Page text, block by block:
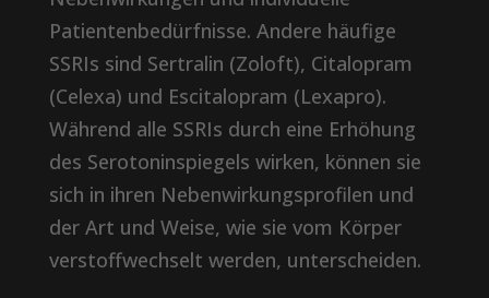
Patientenbedürfnisse. Andere häufige
SSRIs sind Sertralin (Zoloft), Citalopram
(Celexa) und Escitalopram (Lexapro).
Während alle SSRIs durch eine Erhöhung
des Serotoninspiegels wirken, können sie
sich in ihren Nebenwirkungsprofilen und
der Art und Weise, wie sie vom Körper
verstoffwechselt werden, unterscheiden.